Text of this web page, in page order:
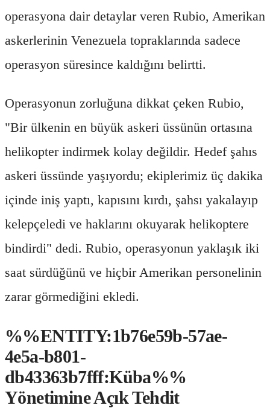
operasyona dair detaylar veren Rubio, Amerikan
askerlerinin Venezuela topraklarında sadece
operasyon süresince kaldığını belirtti.
Operasyonun zorluğuna dikkat çeken Rubio,
"Bir ülkenin en büyük askeri üssünün ortasına
helikopter indirmek kolay değildir. Hedef şahıs
askeri üssünde yaşıyordu; ekiplerimiz üç dakika
içinde iniş yaptı, kapısını kırdı, şahsı yakalayıp
kelepçeledi ve haklarını okuyarak helikoptere
bindirdi" dedi. Rubio, operasyonun yaklaşık iki
saat sürdüğünü ve hiçbir Amerikan personelinin
zarar görmediğini ekledi.
%%ENTITY:1b76e59b-57ae-
4e5a-b801-
db43363b7fff:Küba%%
Yönetimine Açık Tehdit